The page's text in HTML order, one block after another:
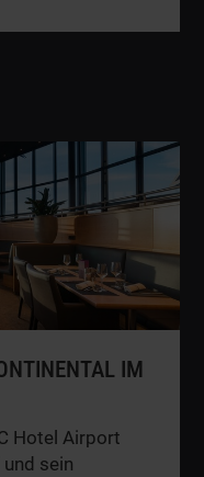
IM
Hotel Airport
sein